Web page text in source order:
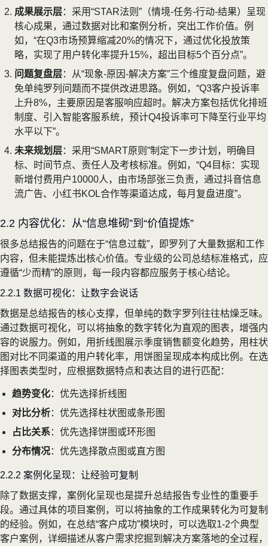
成果展示层：采用“STAR法则”（情境-任务-行动-结果）呈现
核心成果，通过数据对比和案例分析，突出工作价值。例
如，“在Q3市场预算缩减20%的情况下，通过优化投放策
略，实现了用户转化率提升15%，超出目标5个百分点”。
问题复盘层：从“现象-原因-解决方案”三个维度复盘问题，避
免单纯罗列问题而不提供改进思路。例如，“Q3客户投诉率
上升8%，主要原因是客服响应超时。解决方案包括优化排班
制度、引入智能客服系统，预计Q4投诉率可下降至行业平均
水平以下”。
未来规划层：采用“SMART原则”制定下一步计划，明确目
标、时间节点、责任人及考核标准。例如，“Q4目标：实现
新增付费用户10000人，由市场部张三负责，通过抖音信息
流广告、小红书KOL合作等渠道达成，每月复盘进度”。
2.2 内容优化：从“信息堆砌”到“价值提炼”
很多总结报告的问题在于“信息过载”，即罗列了大量数据和工作
内容，但未能提炼出核心价值。专业级的公司总结标准格式，应
遵循“少而精”的原则，每一段内容都应服务于核心结论。
2.2.1 数据可视化：让数字会说话
数据是总结报告的核心支撑，但单纯的数字罗列往往枯燥乏味。
通过数据可视化，可以将抽象的数字转化为直观的图表，增强内
容的说服力。例如，用折线图展示季度销售额变化趋势，用柱状
图对比不同渠道的用户转化率，用饼图呈现成本构成比例。在选
择图表类型时，应根据数据特点和表达目的进行匹配：
趋势变化：优先选择折线图
对比分析：优先选择柱状图或条形图
占比关系：优先选择饼图或环形图
分布情况：优先选择散点图或直方图
2.2.2 案例化呈现：让经验可复制
除了数据支撑，案例化呈现也是提升总结报告专业性的重要手
段。通过具体的项目案例，可以将抽象的工作成果转化为可复制
的经验。例如，在总结“客户成功”模块时，可以选取1-2个典型
客户案例，详细描述从客户需求挖掘到解决方案落地的全过程，